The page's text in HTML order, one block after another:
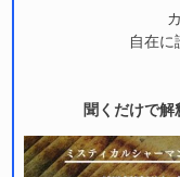
自在
聞くだけで解